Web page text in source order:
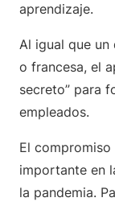
aprendizaje.
Al igual que un
o francesa, el
secreto” para
empleados.
El
importante en
la pandemia.